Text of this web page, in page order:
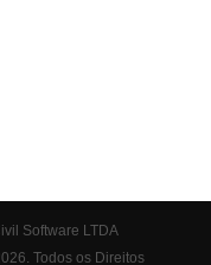
Software LTDA
Todos os Direitos